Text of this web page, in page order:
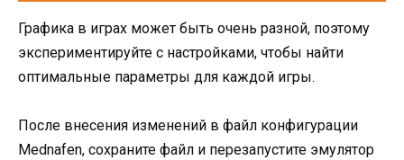
Графика в играх может быть очень разной, поэтому
экспериментируйте с настройками, чтобы найти
оптимальные параметры для каждой игры.
После внесения изменений в файл конфигурации
Mednafen, сохраните файл и перезапустите эмулятор